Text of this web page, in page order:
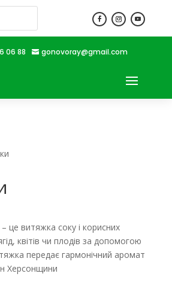
06 88  gonovoray@gmail.com
це витяжка соку і корисних
квітів чи плодів за допомогою
передає гармонічний аромат
Херсонщини